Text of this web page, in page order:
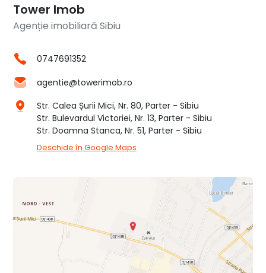
Tower Imob
Agenție imobiliară Sibiu
0747691352
agentie@towerimob.ro
Str. Calea Șurii Mici, Nr. 80, Parter - Sibiu
Str. Bulevardul Victoriei, Nr. 13, Parter - Sibiu
Str. Doamna Stanca, Nr. 51, Parter - Sibiu
Deschide în Google Maps